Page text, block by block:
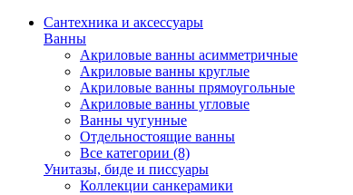
Сантехника и аксессуары
Ванны
Акриловые ванны асимметричные
Акриловые ванны круглые
Акриловые ванны прямоугольные
Акриловые ванны угловые
Ванны чугунные
Отдельностоящие ванны
Все категории (8)
Унитазы, биде и писсуары
Коллекции санкерамики